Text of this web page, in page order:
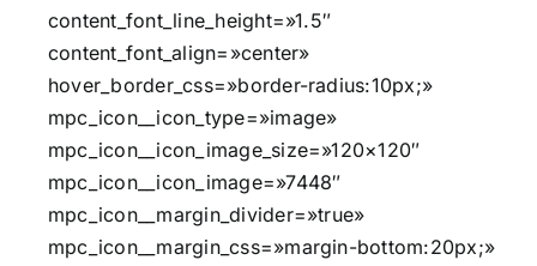
content_font_line_height=»1.5″
content_font_align=»center»
hover_border_css=»border-radius:10px;»
mpc_icon__icon_type=»image»
mpc_icon__icon_image_size=»120×120″
mpc_icon__icon_image=»7448″
mpc_icon__margin_divider=»true»
mpc_icon__margin_css=»margin-bottom:20px;»